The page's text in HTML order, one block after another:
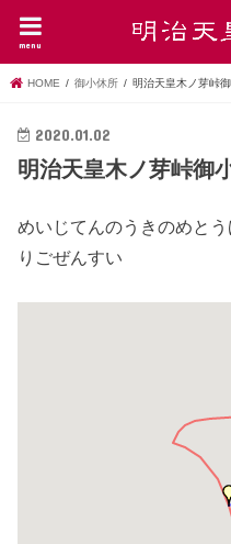
menu
HOME 御小休所 明治天皇木ノ芽峠
2020.01.02
明治天皇木ノ芽峠
めいじてんのうきのめと
りごぜんすい